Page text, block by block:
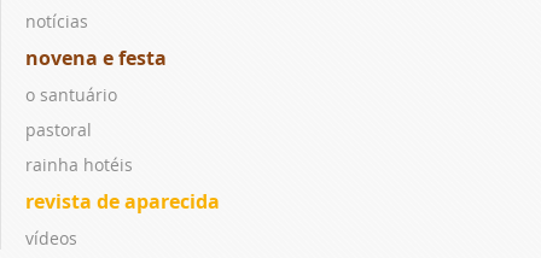
notícias
novena e festa
o santuário
pastoral
rainha hotéis
revista de aparecida
vídeos